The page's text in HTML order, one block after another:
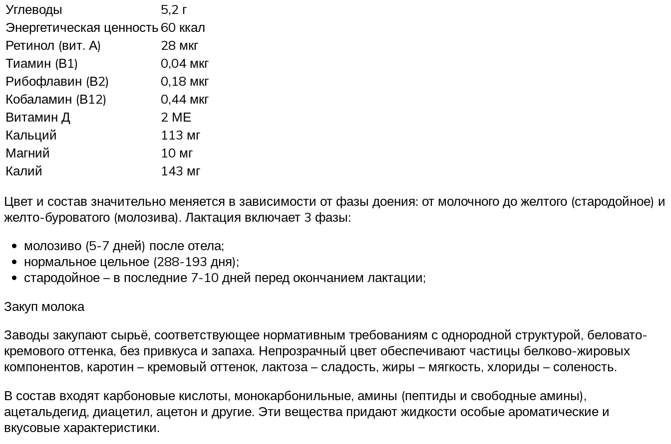
Углеводы
5,2 г
Энергетическая ценность60 ккал
Ретинол (вит. А)
28 мкг
Тиамин (В1)
0,04 мкг
Рибофлавин (В2)
0,18 мкг
Кобаламин (В12)
0,44 мкг
Витамин Д
2 МЕ
Кальций
113 мг
Магний
10 мг
Калий
143 мг
Цвет и состав значительно меняется в зависимости от фазы доения: от молочного до желтого (стародойное) и
желто-буроватого (молозива). Лактация включает 3 фазы:
молозиво (5-7 дней) после отела;
нормальное цельное (288-193 дня);
стародойное – в последние 7-10 дней перед окончанием лактации;
Закуп молока
Заводы закупают сырьё, соответствующее нормативным требованиям с однородной структурой, беловато-
кремового оттенка, без привкуса и запаха. Непрозрачный цвет обеспечивают частицы белково-жировых
компонентов, каротин – кремовый оттенок, лактоза – сладость, жиры – мягкость, хлориды – соленость.
В состав входят карбоновые кислоты, монокарбонильные, амины (пептиды и свободные амины),
ацетальдегид, диацетил, ацетон и другие. Эти вещества придают жидкости особые ароматические и
вкусовые характеристики.